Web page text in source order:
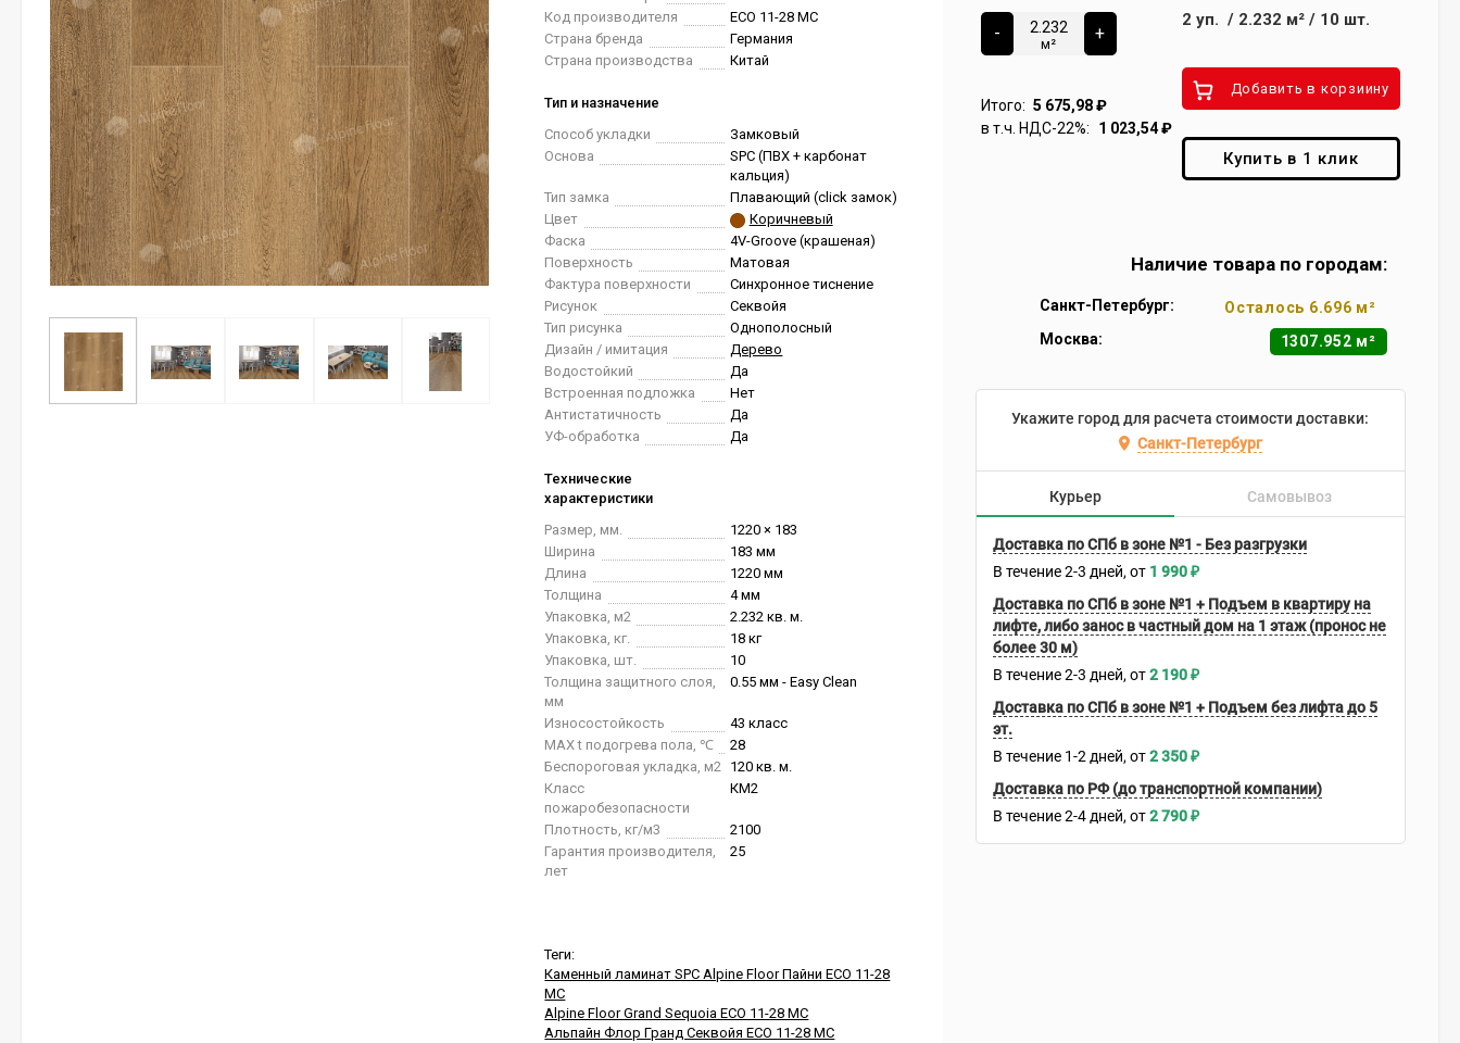
Код производителя
ECO 11-28 MC
Страна бренда
Германия
Страна производства
Китай
Тип и назначение
Способ укладки
Замковый
Основа
SPC (ПВХ + карбонат
кальция)
Тип замка
Плавающий (click замок)
Цвет
Коричневый
Фаска
4V-Groove (крашеная)
Поверхность
Матовая
Фактура поверхности
Синхронное тиснение
Рисунок
Секвойя
Тип рисунка
Однополосный
Дизайн / имитация
Дерево
Водостойкий
Да
Встроенная подложка
Нет
Антистатичность
Да
УФ-обработка
Да
Технические
характеристики
Размер, мм.
1220 × 183
Ширина
183 мм
Длина
1220 мм
Толщина
4 мм
Упаковка, м2
2.232 кв. м.
Упаковка, кг.
18 кг
Упаковка, шт.
10
Толщина защитного слоя,
мм
0.55 мм - Easy Clean
Износостойкость
43 класс
MAX t подогрева пола, ℃
28
Беспороговая укладка, м2 120 кв. м.
Класс
пожаробезопасности
КМ2
Плотность, кг/м3
2100
Гарантия производителя,
лет
25
Теги:
Каменный ламинат SPC Alpine Floor Пайни ECO 11-28
MC
Alpine Floor Grand Sequoia ECO 11-28 MC
Альпайн Флор Гранд Секвойя ECO 11-28 MC
-
м²
+
Итого: 5 675,98₽
в т.ч. НДС-22%:
1 023,54₽
2 уп. / 2.232 м²/ 10 шт.
Добавить в корзиину
Купить в 1 клик
Наличие товара по городам:
Санкт-Петербург:
Осталось 6.696 м²
Москва:
1307.952 м²
Укажите город для расчета стоимости доставки:
Санкт-Петербург
Курьер Самовывоз
Доставка по СПб в зоне №1 - Без разгрузки
В течение 2-3 дней 1 990₽
Доставка по СПб в зоне №1 + Подъем в квартиру на
лифте, либо занос в частный дом на 1 этаж (пронос не
более 30 м)
В течение 2-3 дней 2 190₽
Доставка по СПб в зоне №1 + Подъем без лифта до 5
эт.
В течение 1-2 дней 2 350₽
Доставка по РФ (до транспортной компании)
В течение 2-4 дней 2 790₽